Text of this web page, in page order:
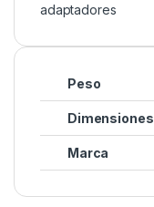
adaptadores
Peso
Dimensiones
Marca